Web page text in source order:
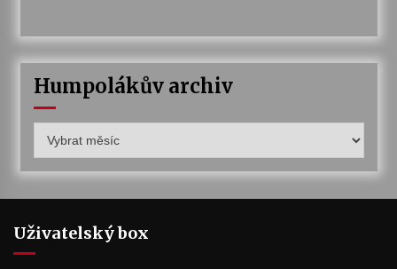
Humpolákův archiv
archiv
Uživatelský box